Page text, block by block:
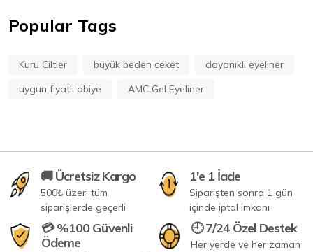
Popular Tags
Kuru Ciltler büyük beden ceket
dayanıklı eyeliner
uygun fiyatlı abiye
AMC Gel Eyeliner
🚚 Ücretsiz Kargo
500₺ üzeri tüm
siparişlerde geçerli
1'e 1 İade
Siparişten sonra 1 gün
içinde iptal imkanı
💳 %100 Güvenli
Ödeme
🕘 7/24 Özel Destek
Her yerde ve her zaman